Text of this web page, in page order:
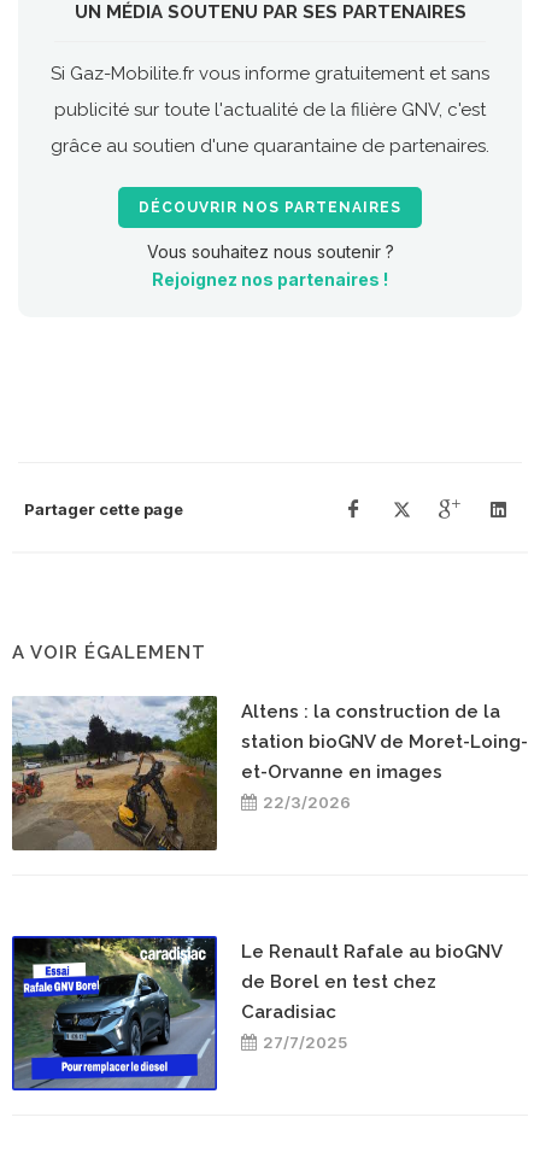
UN MÉDIA SOUTENU PAR SES PARTENAIRES
Si Gaz-Mobilite.fr vous informe gratuitement et sans
publicité sur toute l'actualité de la filière GNV, c'est
grâce au soutien d'une quarantaine de partenaires.
DÉCOUVRIR NOS PARTENAIRES
Vous souhaitez nous soutenir ?
Rejoignez nos partenaires !
Partager cette page
A VOIR ÉGALEMENT
Altens : la construction de la
station bioGNV de Moret-Loing-
et-Orvanne en images
22/3/2026
Le Renault Rafale au bioGNV
de Borel en test chez
Caradisiac
27/7/2025